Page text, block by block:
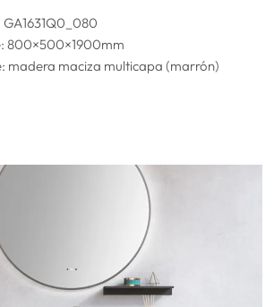
800×500×1900mm
madera maciza multicapa (marrón)